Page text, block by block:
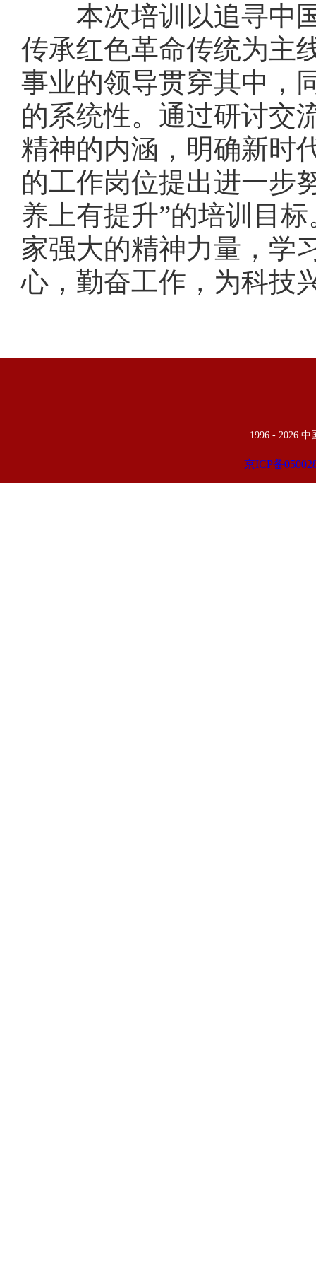
本次培训以追寻中国
传承红色革命传统为主
事业的领导贯穿其中，
的系统性。通过研讨交
精神的内涵，明确新时
的工作岗位提出进一步
养上有提升”的培训目
家强大的精神力量，学
心，勤奋工作，为科技
1996 - 2026 中
京ICP备